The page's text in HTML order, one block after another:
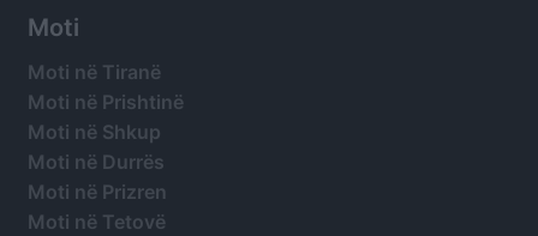
Moti
Moti në Tiranë
Moti në Prishtinë
Moti në Shkup
Moti në Durrës
Moti në Prizren
Moti në Tetovë